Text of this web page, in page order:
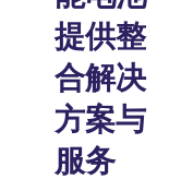
提供整
合解决
方案与
服务